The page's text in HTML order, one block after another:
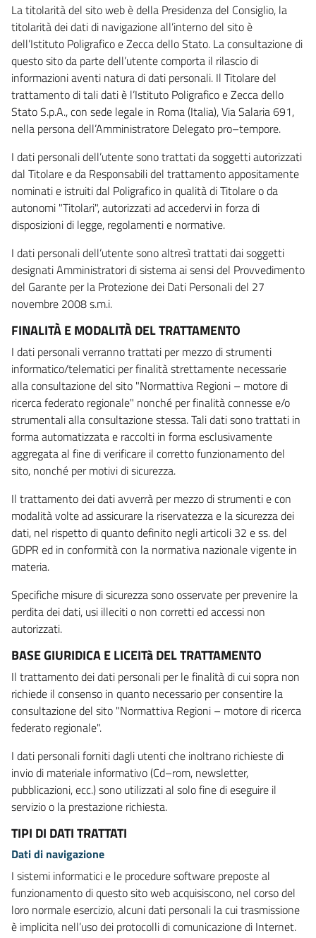
La titolarità del sito web è della Presidenza del Consiglio, la
titolarità dei dati di navigazione all’interno del sito è
dell’Istituto Poligrafico e Zecca dello Stato. La consultazione di
questo sito da parte dell’utente comporta il rilascio di
informazioni aventi natura di dati personali. Il Titolare del
trattamento di tali dati è l’Istituto Poligrafico e Zecca dello
Stato S.p.A., con sede legale in Roma (Italia), Via Salaria 691,
nella persona dell’Amministratore Delegato pro–tempore.
I dati personali dell’utente sono trattati da soggetti autorizzati
dal Titolare e da Responsabili del trattamento appositamente
nominati e istruiti dal Poligrafico in qualità di Titolare o da
autonomi "Titolari", autorizzati ad accedervi in forza di
disposizioni di legge, regolamenti e normative.
I dati personali dell’utente sono altresì trattati dai soggetti
designati Amministratori di sistema ai sensi del Provvedimento
del Garante per la Protezione dei Dati Personali del 27
novembre 2008 s.m.i.
FINALITÀ E MODALITÀ DEL TRATTAMENTO
I dati personali verranno trattati per mezzo di strumenti
informatico/telematici per finalità strettamente necessarie
alla consultazione del sito "Normattiva Regioni – motore di
ricerca federato regionale" nonché per finalità connesse e/o
strumentali alla consultazione stessa. Tali dati sono trattati in
forma automatizzata e raccolti in forma esclusivamente
aggregata al fine di verificare il corretto funzionamento del
sito, nonché per motivi di sicurezza.
Il trattamento dei dati avverrà per mezzo di strumenti e con
modalità volte ad assicurare la riservatezza e la sicurezza dei
dati, nel rispetto di quanto definito negli articoli 32 e ss. del
GDPR ed in conformità con la normativa nazionale vigente in
materia.
Specifiche misure di sicurezza sono osservate per prevenire la
perdita dei dati, usi illeciti o non corretti ed accessi non
autorizzati.
BASE GIURIDICA E LICEITà DEL TRATTAMENTO
Il trattamento dei dati personali per le finalità di cui sopra non
richiede il consenso in quanto necessario per consentire la
consultazione del sito "Normattiva Regioni – motore di ricerca
federato regionale".
I dati personali forniti dagli utenti che inoltrano richieste di
invio di materiale informativo (Cd–rom, newsletter,
pubblicazioni, ecc.) sono utilizzati al solo fine di eseguire il
servizio o la prestazione richiesta.
TIPI DI DATI TRATTATI
Dati di navigazione
I sistemi informatici e le procedure software preposte al
funzionamento di questo sito web acquisiscono, nel corso del
loro normale esercizio, alcuni dati personali la cui trasmissione
è implicita nell’uso dei protocolli di comunicazione di Internet.